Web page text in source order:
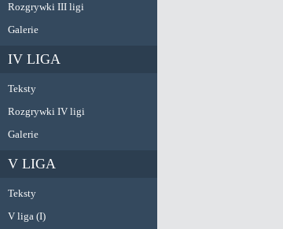
Rozgrywki III ligi
Galerie
IV LIGA
Teksty
Rozgrywki IV ligi
Galerie
V LIGA
Teksty
V liga (I)